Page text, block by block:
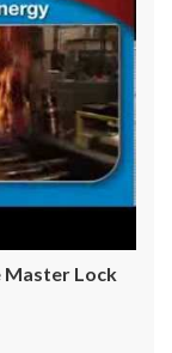
Master Lock